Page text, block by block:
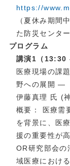
https://
（夏休み期間
た防災センタ
プログラム
講演1（13:30
医療現場の課
野への展開 ―
伊藤真理 氏 (
概要： 医療需
を背景に、医
援の重要性が
OR研究部会の
域医療におけ